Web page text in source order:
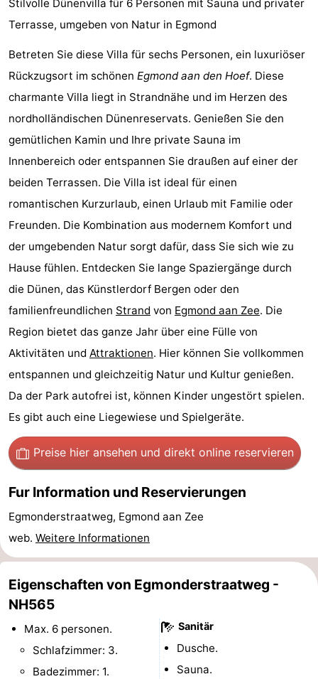
Graaf
van
Egmont
Landgoed
Huize
Glory
Campingplätze
Ferienhäuser
-
Buiten
Bergen
-
De
Woudhoeve
-
Duinpark
Egmond
-
Duynvallei
-
Koningshof
-
Kustpark
Egmond
aan
Zee
-
Molengroet
-
Schoorlse
Duinen
-
Scorleduyn
Hotels
Zimmer
(mit
Frühstück)
Lastminutes
Strand
Sehen
tun
Museen
-
Denkmäler
-
Kirchen
-
Aussichtspunkte
Attraktionen
Stilvolle Dünenvilla für 6 Personen mit Sauna und privater
Terrasse, umgeben von Natur in Egmond
Betreten Sie diese Villa für sechs Personen, ein luxuriöser
Rückzugsort im schönen Egmond aan den Hoef. Diese
charmante Villa liegt in Strandnähe und im Herzen des
nordholländischen Dünenreservats. Genießen Sie den
gemütlichen Kamin und Ihre private Sauna im
Innenbereich oder entspannen Sie draußen auf einer der
beiden Terrassen. Die Villa ist ideal für einen
romantischen Kurzurlaub, einen Urlaub mit Familie oder
Freunden. Die Kombination aus modernem Komfort und
der umgebenden Natur sorgt dafür, dass Sie sich wie zu
Hause fühlen. Entdecken Sie lange Spaziergänge durch
die Dünen, das Künstlerdorf Bergen oder den
familienfreundlichen Strand von Egmond aan Zee. Die
Region bietet das ganze Jahr über eine Fülle von
Aktivitäten und Attraktionen. Hier können Sie vollkommen
entspannen und gleichzeitig Natur und Kultur genießen.
Da der Park autofrei ist, können Kinder ungestört spielen.
Es gibt auch eine Liegewiese und Spielgeräte.
Preise hier ansehen und direkt online reservieren
Fur Information und Reservierungen
Egmonderstraatweg, Egmond aan Zee
web. Weitere Informationen
Eigenschaften von Egmonderstraatweg -
NH565
Max. 6 personen.
Schlafzimmer: 3.
Badezimmer: 1.
Sanitär
Dusche.
Sauna.